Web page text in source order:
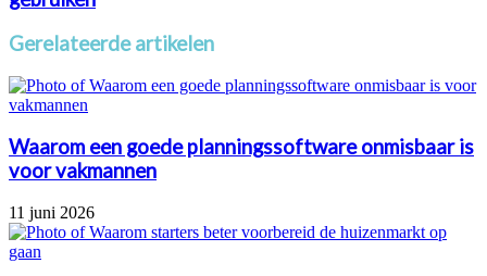
Gerelateerde artikelen
Waarom een goede planningssoftware onmisbaar is
voor vakmannen
11 juni 2026